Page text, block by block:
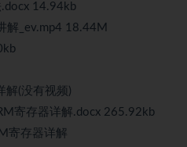
14.94kb
解_ev.mp4 18.44M
解(没有视频)
寄存器详解.docx 265.92kb
寄存器详解